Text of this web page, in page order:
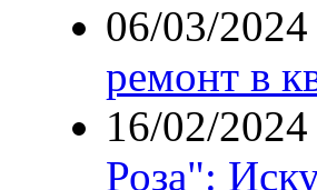
06/03/
ремонт в
16/02/
Роза":